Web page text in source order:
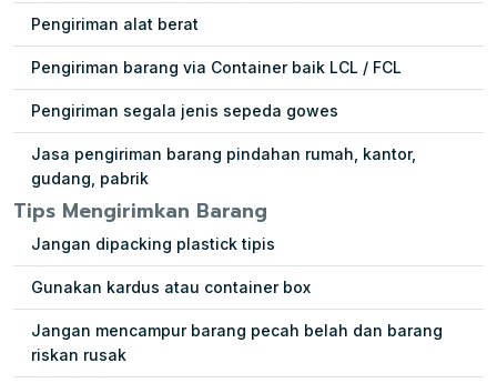
Pengiriman alat berat
Pengiriman barang via Container baik LCL / FCL
Pengiriman segala jenis sepeda gowes
Jasa pengiriman barang pindahan rumah, kantor,
gudang, pabrik
Tips Mengirimkan Barang
Jangan dipacking plastick tipis
Gunakan kardus atau container box
Jangan mencampur barang pecah belah dan barang
riskan rusak